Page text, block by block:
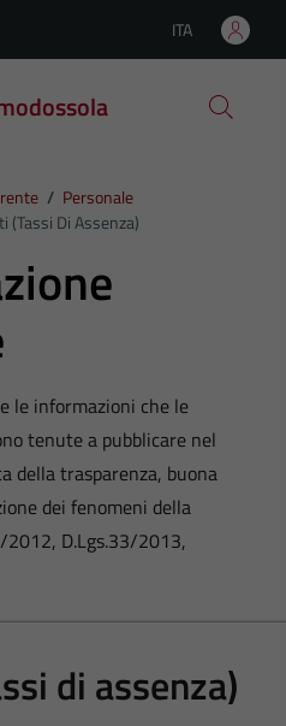
Lingua attiva:
ITA
/ Personale
(Tassi Di Assenza)
le informazioni che le
tenute a pubblicare nel
della trasparenza, buona
dei fenomeni della
D.Lgs.33/2013,
di assenza)